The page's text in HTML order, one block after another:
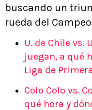
buscando un
rueda del
U. de Chile vs.
juegan, a qué
Liga de Primera
Colo Colo vs.
qué hora y